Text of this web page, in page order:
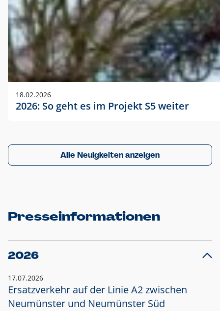
18.02.2026
2026: So geht es im Projekt S5 weiter
Alle Neuigkeiten anzeigen
Presseinformationen
2026
17.07.2026
Ersatzverkehr auf der Linie A2 zwischen
Neumünster und Neumünster Süd